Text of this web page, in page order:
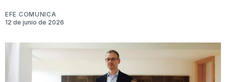
EFE COMUNICA
12 de junio de 2026